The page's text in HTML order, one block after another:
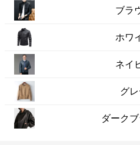
ブラ
ホワ
ネイ
グ
ダーク